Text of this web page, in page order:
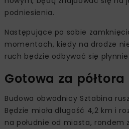
podniesienia.
Następujące po sobie
momentach, kiedy na drodze
ruch będzie odbywać się płynnie.
Gotowa za półtora
Budowa obwodnicy Sztabina
Będzie miała długość 4,2 km i
na południe od miasta, rondem